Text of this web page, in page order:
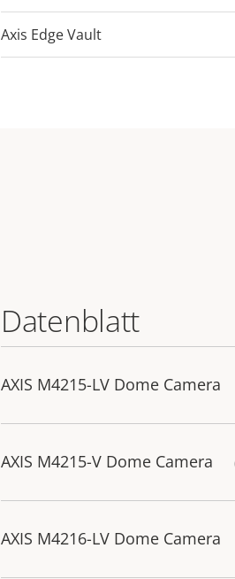
Axis Edge Vault
Datenblatt
AXIS M4215-LV Dome Camera
AXIS M4215-V Dome Camera
AXIS M4216-LV Dome Camera